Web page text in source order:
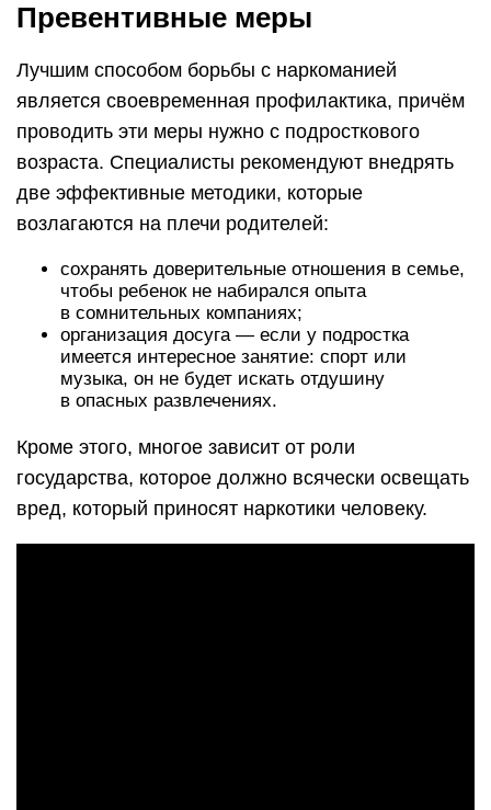
Превентивные меры
Лучшим способом борьбы с наркоманией
является своевременная профилактика, причём
проводить эти меры нужно с подросткового
возраста. Специалисты рекомендуют внедрять
две эффективные методики, которые
возлагаются на плечи родителей:
сохранять доверительные отношения в семье,
чтобы ребенок не набирался опыта
в сомнительных компаниях;
организация досуга — если у подростка
имеется интересное занятие: спорт или
музыка, он не будет искать отдушину
в опасных развлечениях.
Кроме этого, многое зависит от роли
государства, которое должно всячески освещать
вред, который приносят наркотики человеку.